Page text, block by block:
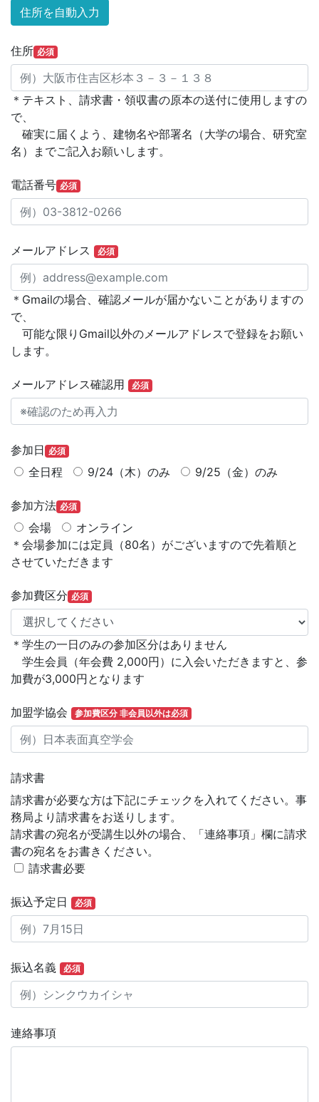
住所 必須
＊テキスト、請求書・領収書の原本の送付に使用しますの
で、
確実に届くよう、建物名や部署名（大学の場合、研究室
名）までご記入お願いします。
電話番号 必須
メールアドレス 必須
＊Gmailの場合、確認メールが届かないことがありますの
で、
可能な限りGmail以外のメールアドレスで登録をお願い
します。
メールアドレス確認用 必須
参加日 必須
全日程 9/24（木）のみ 9/25（金）のみ
参加方法 必須
会場
オンライン
＊会場参加には定員（80名）がございますので先着順と
させていただきます
参加費区分 必須
＊学生の一日のみの参加区分はありません
学生会員（年会費 2,000円）に入会いただきますと、参
加費が3,000円となります
加盟学協会 参加費区分 非会員以外は必須
請求書
請求書が必要な方は下記にチェックを入れてください。事
務局より請求書をお送りします。
請求書の宛名が受講生以外の場合、「連絡事項」欄に請求
書の宛名をお書きください。
請求書必要
振込予定日 必須
振込名義 必須
連絡事項